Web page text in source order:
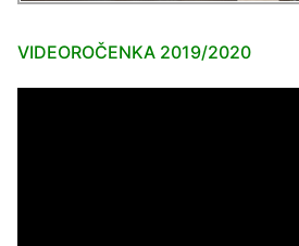
VIDEOROČENKA 2019/2020